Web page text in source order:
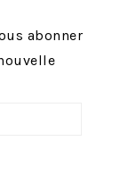
abonner